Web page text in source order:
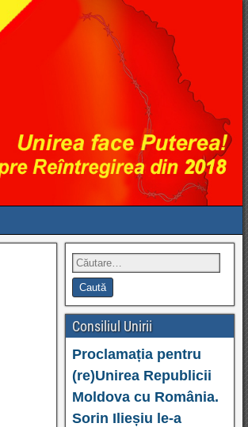
Consiliul Unirii
Proclamația pentru
(re)Unirea Republicii
Moldova cu România.
Sorin Ilieșiu le-a